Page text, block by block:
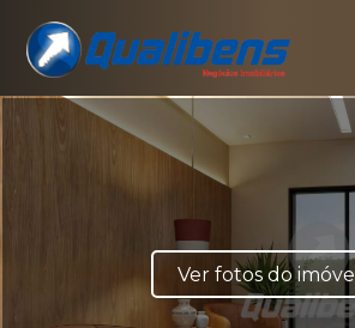
Ver fotos do imóvel